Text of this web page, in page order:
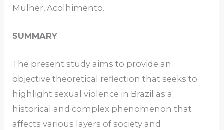
Mulher, Acolhimento.
SUMMARY
The present study aims to provide an
objective theoretical reflection that seeks to
highlight sexual violence in Brazil as a
historical and complex phenomenon that
affects various layers of society and